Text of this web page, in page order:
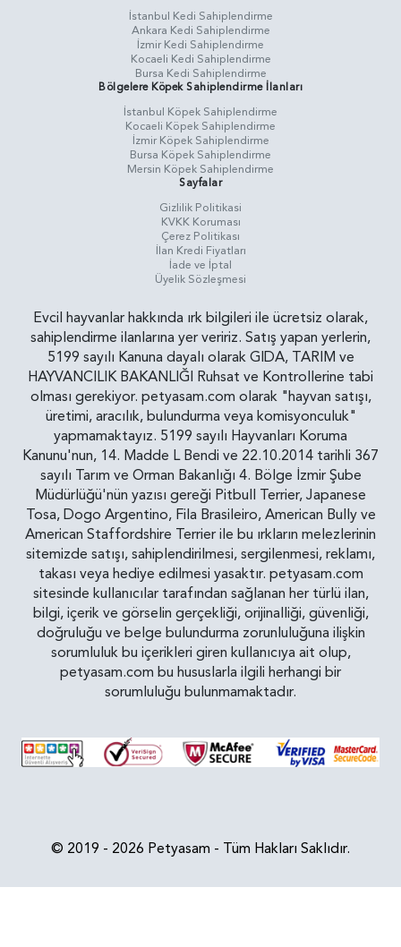
İstanbul Kedi Sahiplendirme
Ankara Kedi Sahiplendirme
İzmir Kedi Sahiplendirme
Kocaeli Kedi Sahiplendirme
Bursa Kedi Sahiplendirme
Bölgelere Köpek Sahiplendirme İlanları
İstanbul Köpek Sahiplendirme
Kocaeli Köpek Sahiplendirme
İzmir Köpek Sahiplendirme
Bursa Köpek Sahiplendirme
Mersin Köpek Sahiplendirme
Sayfalar
Gizlilik Politikasi
KVKK Koruması
Çerez Politikası
İlan Kredi Fiyatları
İade ve İptal
Üyelik Sözleşmesi
Evcil hayvanlar hakkında ırk bilgileri ile ücretsiz olarak,
sahiplendirme ilanlarına yer veririz. Satış yapan yerlerin,
5199 sayılı Kanuna dayalı olarak GIDA, TARIM ve
HAYVANCILIK BAKANLIĞI Ruhsat ve Kontrollerine tabi
olması gerekiyor. petyasam.com olarak "hayvan satışı,
üretimi, aracılık, bulundurma veya komisyonculuk"
yapmamaktayız. 5199 sayılı Hayvanları Koruma
Kanunu'nun, 14. Madde L Bendi ve 22.10.2014 tarihli 367
sayılı Tarım ve Orman Bakanlığı 4. Bölge İzmir Şube
Müdürlüğü'nün yazısı gereği Pitbull Terrier, Japanese
Tosa, Dogo Argentino, Fila Brasileiro, American Bully ve
American Staffordshire Terrier ile bu ırkların melezlerinin
sitemizde satışı, sahiplendirilmesi, sergilenmesi, reklamı,
takası veya hediye edilmesi yasaktır. petyasam.com
sitesinde kullanıcılar tarafından sağlanan her türlü ilan,
bilgi, içerik ve görselin gerçekliği, orijinalliği, güvenliği,
doğruluğu ve belge bulundurma zorunluluğuna ilişkin
sorumluluk bu içerikleri giren kullanıcıya ait olup,
petyasam.com bu hususlarla ilgili herhangi bir
sorumluluğu bulunmamaktadır.
© 2019 - 2026 Petyasam - Tüm Hakları Saklıdır.